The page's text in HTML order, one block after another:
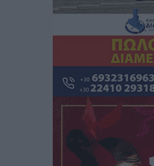
Ο Πελεκάνος, οι
που κανείς δεν ρώτησε
Δημο-Κρίσεις• πριν 7 ώρες
Η Ρόδος περιμένει και
Δημο-Κρίσεις • πριν 7 ώρες